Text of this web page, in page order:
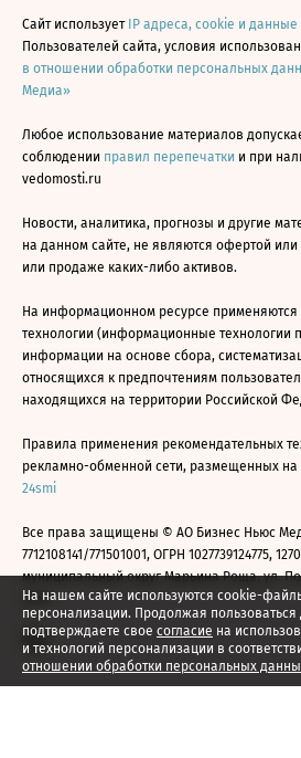
На нашем сайте используются cookie-
персонализации. Продолжая
подтверждаете свое согласие на
и технологий персонализации в
отношении обработки персональных
Сайт использует IP адреса, cookie и
Пользователей сайта, условия
в отношении обработки персональных
Медиа»
Любое использование материалов
соблюдении правил перепечатки и при
vedomosti.ru
Новости, аналитика, прогнозы и другие
на данном сайте, не являются офертой
или продаже каких-либо активов.
На информационном ресурсе
технологии (информационные технологии
информации на основе сбора,
относящихся к предпочтениям
находящихся на территории Российской
Правила применения рекомендательных
рекламно-обменной сети, размещенных на
24smi
Все права защищены © АО Бизнес Ньюс
7712108141/771501001, ОГРН 1027739124775,
муниципальный округ Марьина Роща, ул.
2026